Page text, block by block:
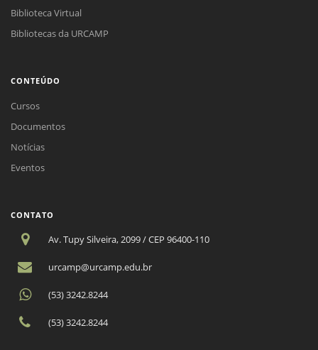
Biblioteca Virtual
Bibliotecas da URCAMP
CONTEÚDO
Cursos
Documentos
Notícias
Eventos
CONTATO
Av. Tupy Silveira, 2099 / CEP 96400-110
urcamp@urcamp.edu.br
(53) 3242.8244
(53) 3242.8244